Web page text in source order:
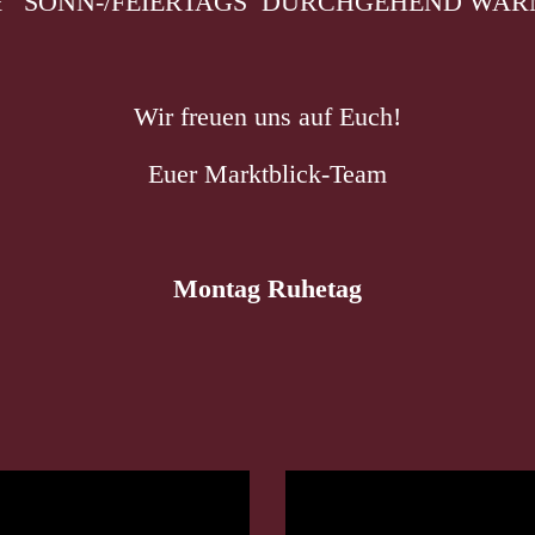
Wir freuen uns auf Euch!
Euer Marktblick-Team
Montag Ruhetag